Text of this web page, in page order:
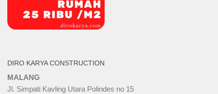
DIRO KARYA CONSTRUCTION
MALANG
Jl. Simpati Kavling Utara Polindes no 15